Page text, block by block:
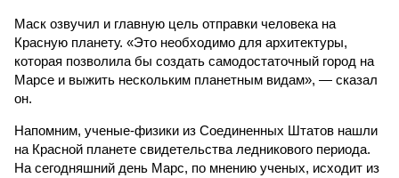
Маск озвучил и главную цель отправки человека на
Красную планету. «Это необходимо для архитектуры,
которая позволила бы создать самодостаточный город на
Марсе и выжить нескольким планетным видам», — сказал
он.
Напомним, ученые-физики из Соединенных Штатов нашли
на Красной планете свидетельства ледникового периода.
На сегодняшний день Марс, по мнению ученых, исходит из